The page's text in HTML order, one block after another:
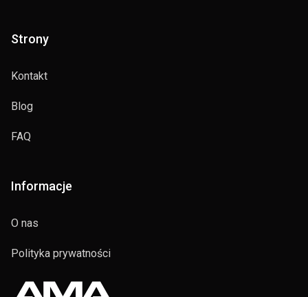
Strony
Kontakt
Blog
FAQ
Informacje
O nas
Polityka prywatności